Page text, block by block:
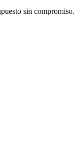
sin compromiso.